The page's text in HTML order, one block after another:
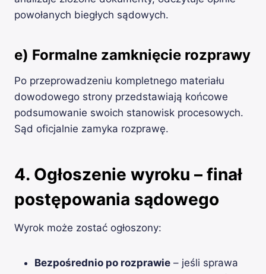
powołanych biegłych sądowych.
e) Formalne zamknięcie rozprawy
Po przeprowadzeniu kompletnego materiału
dowodowego strony przedstawiają końcowe
podsumowanie swoich stanowisk procesowych.
Sąd oficjalnie zamyka rozprawę.
4. Ogłoszenie wyroku – finał
postępowania sądowego
Wyrok może zostać ogłoszony:
Bezpośrednio po rozprawie – jeśli sprawa